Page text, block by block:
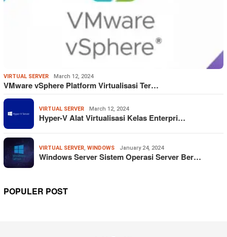
VIRTUAL SERVER March 12, 2024
VMware vSphere Platform Virtualisasi Ter…
VIRTUAL SERVER March 12, 2024
Hyper-V Alat Virtualisasi Kelas Enterpri…
VIRTUAL SERVER, WINDOWS January 24, 2024
Windows Server Sistem Operasi Server Ber…
POPULER POST